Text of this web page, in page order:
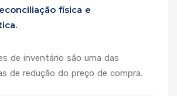
física e
de inventário são uma das
de redução do preço de compra.